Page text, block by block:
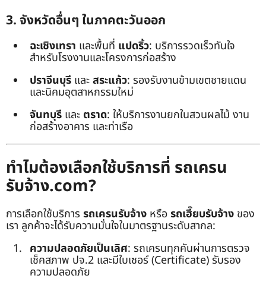
3. จังหวัดอื่นๆ ในภาคตะวันออก
ฉะเชิงเทรา และพื้นที่ แปดริ้ว: บริการรวดเร็วทันใจ
สำหรับโรงงานและโครงการก่อสร้าง
ปราจีนบุรี และสระแก้ว: รองรับงานข้ามเขตชายแดน
และนิคมอุตสาหกรรมใหม่
จันทบุรี และ ตราด: ให้บริการงานยกในสวนผลไม้ งาน
ก่อสร้างอาคาร และท่าเรือ
ทำไมต้องเลือกใช้บริการที่ รถเครน
รับจ้าง.com?
การเลือกใช้บริการ รถเครนรับจ้าง หรือรถเฮี๊ยบรับจ้าง ของ
เรา ลูกค้าจะได้รับความมั่นใจในมาตรฐานระดับสากล:
ความปลอดภัยเป็นเลิศ: รถเครนทุกคันผ่านการตรวจ
เช็คสภาพ ปจ.2 และมีใบเซอร์ (Certificate) รับรอง
ความปลอดภัย